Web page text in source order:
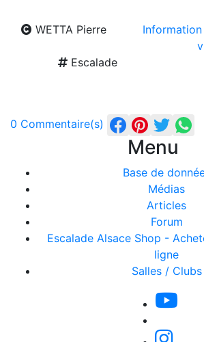
WETTA Pierre
Information
Escalade
0 Commentaire(s)
Menu
Base de
Médias
Articles
Forum
Escalade Alsace Shop -
ligne
Salles / Clubs